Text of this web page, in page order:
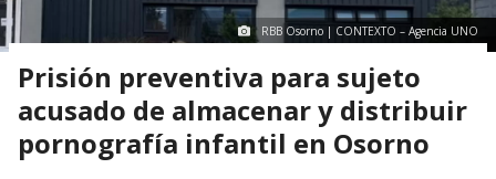
RBB Osorno | CONTEXTO – Agencia UNO
Prisión preventiva para sujeto
acusado de almacenar y distribuir
pornografía infantil en Osorno